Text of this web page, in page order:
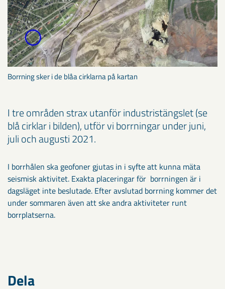
Borrning sker i de blåa cirklarna på kartan
I tre områden strax utanför industristängslet (se
blå cirklar i bilden), utför vi borrningar under juni,
juli och augusti 2021.
I borrhålen ska geofoner gjutas in i syfte att kunna mäta
seismisk aktivitet. Exakta placeringar för borrningen är i
dagsläget inte beslutade. Efter avslutad borrning kommer det
under sommaren även att ske andra aktiviteter runt
borrplatserna.
Dela